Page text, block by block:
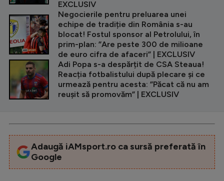
EXCLUSIV
Negocierile pentru preluarea unei
echipe de tradiție din România s-au
blocat! Fostul sponsor al Petrolului, în
prim-plan: ”Are peste 300 de milioane
de euro cifra de afaceri” | EXCLUSIV
Adi Popa s-a despărțit de CSA Steaua!
Reacția fotbalistului după plecare și ce
urmează pentru acesta: ”Păcat că nu am
reușit să promovăm” | EXCLUSIV
Adaugă iAMsport.ro ca sursă preferată în
Google